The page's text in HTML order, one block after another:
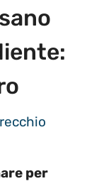
per